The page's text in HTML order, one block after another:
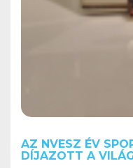
AZ NVESZ ÉV
DÍJAZOTT A